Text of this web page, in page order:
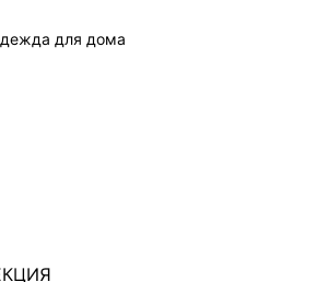
для дома
5451628533-193